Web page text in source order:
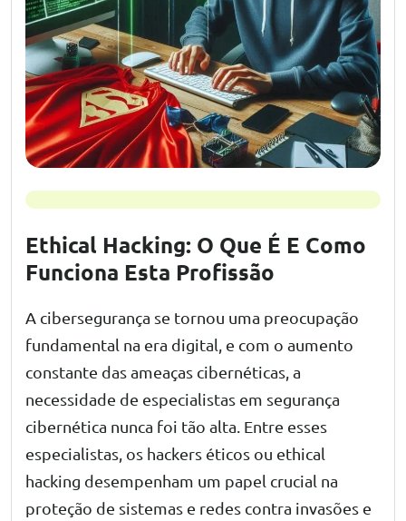
Ethical Hacking: O Que É E Como
Funciona Esta Profissão
A cibersegurança se tornou uma preocupação
fundamental na era digital, e com o aumento
constante das ameaças cibernéticas, a
necessidade de especialistas em segurança
cibernética nunca foi tão alta. Entre esses
especialistas, os hackers éticos ou ethical
hacking desempenham um papel crucial na
proteção de sistemas e redes contra invasões e